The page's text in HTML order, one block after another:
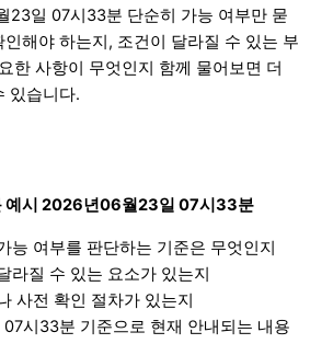
23일 07시33분 단순히 가능 여부만 묻
해야 하는지, 조건이 달라질 수 있는 부
한 사항이 무엇인지 함께 물어보면 더
있습니다.
예시 2026년06월23일 07시33분
능 여부를 판단하는 기준은 무엇인지
라질 수 있는 요소가 있는지
사전 확인 절차가 있는지
시33분 기준으로 현재 안내되는 내용